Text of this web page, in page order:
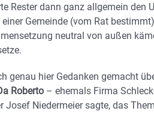
Rester dann ganz allgemein den
Gemeinde (vom Rat
neutral von außen
genau hier Gedanken gemacht
Roberto – ehemals Firma
Josef Niedermeier sagte, das